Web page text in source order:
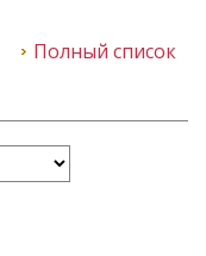
Полный список